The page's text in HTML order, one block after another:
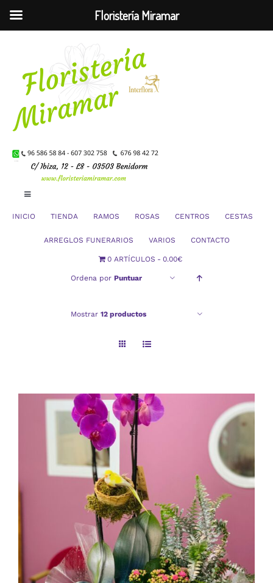
contenido
Toggle
INICIO TIENDA RAMOS ROSAS CENTROS CESTAS
ARREGLOS FUNERARIOS VARIOS CONTACTO
0 ARTÍCULOS 0.00€
Ordena por Puntuar
Mostrar 12 productos
AÑADIR AL CARRITO
/
Floristería Miramar